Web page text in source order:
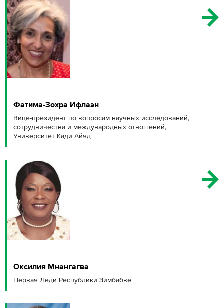
Фатима-Зохра Ифлаэн
Вице-президент по вопросам научных исследований,
сотрудничества и международных отношений,
Университет Кади Айяд
Оксилия Мнангагва
Первая Леди Республики Зимбабве